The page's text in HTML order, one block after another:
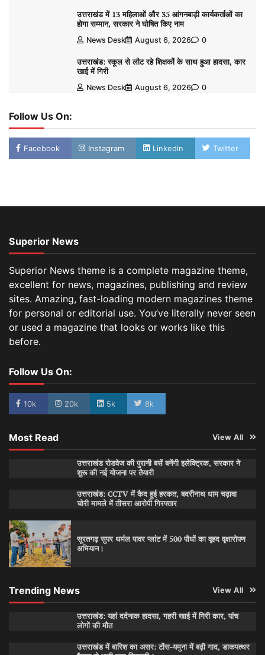
उत्तराखंड में 13 महिलाओं और 35 आंगनबाड़ी कार्यकर्ताओं का
होगा सम्मान, सरकार ने घोषित किए नाम
News Desk August 6, 2026 0
उत्तराखंड: स्कूल से लौट रहे शिक्षकों के साथ हुआ हादसा, कार
खाई में गिरी
News Desk August 6, 2026 0
Follow Us On:
Facebook Instagram Linkedin Twitter
Superior News
Superior News theme is a complete magazine theme,
excellent for news, magazines, publishing and review
sites. Amazing, fast-loading modern magazines theme
for personal or editorial use. You’ve literally never seen
or used a magazine that looks or works like this
before.
Follow Us On:
10k 20k 5k 8k
Most Read View All
उत्तराखंड रोडवेज की पुरानी बसें बनेंगी इलेक्ट्रिक, सरकार ने
शुरू की नई योजना पर तैयारी
उत्तराखंड: CCTV में कैद हुई हरकत, बदरीनाथ धाम चढ़ावा
चोरी मामले में तीसरा आरोपी गिरफ्तार
सूरतगढ़ सुपर थर्मल पावर प्लांट में 500 पौधों का वृहद वृक्षारोपण
अभियान।
Trending News View All
उत्तराखंड: यहां दर्दनाक हादसा, गहरी खाई में गिरी कार, पांच
लोगों की मौत
उत्तराखंड में बारिश का असर: टोंस-यमुना में बढ़ी गाद, डाकपत्थर